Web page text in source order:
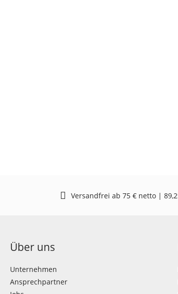
Ansprechpartner
Jobs